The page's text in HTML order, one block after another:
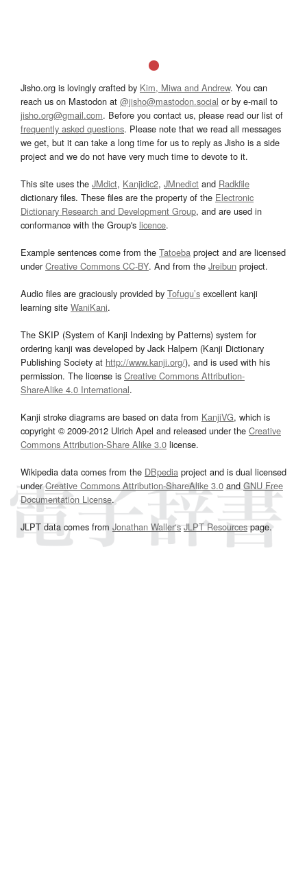
Jisho.org is lovingly crafted by Kim, Miwa and Andrew. You can
reach us on Mastodon at @jisho@mastodon.social or by e-mail to
jisho.org@gmail.com. Before you contact us, please read our list of
frequently asked questions. Please note that we read all messages
we get, but it can take a long time for us to reply as Jisho is a side
project and we do not have very much time to devote to it.
This site uses the JMdict, Kanjidic2, JMnedict and Radkfile
dictionary files. These files are the property of the Electronic
Dictionary Research and Development Group, and are used in
conformance with the Group's licence.
Example sentences come from the Tatoeba project and are licensed
underCreative Commons CC-BY. And from the Jreibun project.
Audio files are graciously provided by Tofugu’s excellent kanji
learning site WaniKani.
The SKIP (System of Kanji Indexing by Patterns) system for
ordering kanji was developed by Jack Halpern (Kanji Dictionary
Publishing Society at http://www.kanji.org/), and is used with his
permission. The license is Creative Commons Attribution-
ShareAlike 4.0 International.
Kanji stroke diagrams are based on data from KanjiVG, which is
copyright © 2009-2012 Ulrich Apel and released under the Creative
Commons Attribution-Share Alike 3.0 license.
Wikipedia data comes from the DBpedia project and is dual licensed
underCreative Commons Attribution-ShareAlike 3.0and GNU Free
Documentation License.
JLPT data comes from Jonathan Waller‘s JLPT Resourcespage.